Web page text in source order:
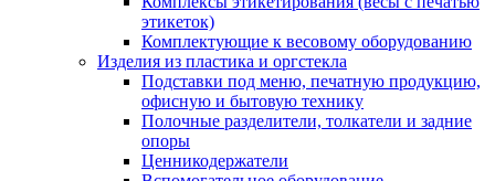
этикеток)
Комплектующие к весовому оборудованию
Изделия из пластика и оргстекла
Подставки под меню, печатную продукцию,
офисную и бытовую технику
Полочные разделители, толкатели и задние
опоры
Ценникодержатели